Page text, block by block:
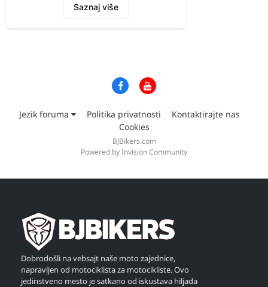
Saznaj više
Jezik foruma Politika privatnosti
Kontaktirajte nas
Cookies
BJBikers.com
Powered by Invision Community
Dobrodošli na vebsajt naše moto zajednice,
napravljen od motociklista za motocikliste. Ovo
jedinstveno mesto je satkano od iskustava hiljada